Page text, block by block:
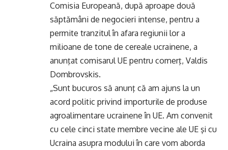
Comisia Europeană, după aproape două
săptămâni de negocieri intense, pentru a
permite tranzitul în afara regiunii lor a
milioane de tone de cereale ucrainene, a
anunţat comisarul UE pentru comerţ, Valdis
Dombrovskis.
„Sunt bucuros să anunţ că am ajuns la un
acord politic privind importurile de produse
agroalimentare ucrainene în UE. Am convenit
cu cele cinci state membre vecine ale UE şi cu
Ucraina asupra modului în care vom aborda